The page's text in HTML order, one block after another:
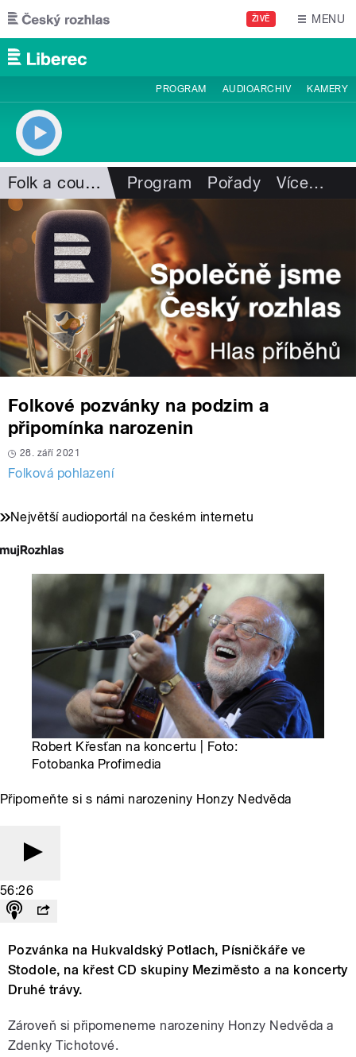
Přejít k hlavnímu obsahu
ŽIVĚ MENU
PROGRAM AUDIOARCHIV KAMERY
Folk a country Program Pořady Více…
Folkové pozvánky na podzim a
připomínka narozenin
28. září 2021
Folková pohlazení
Největší audioportál na českém internetu
Robert Křesťan na koncertu | Foto:
Fotobanka Profimedia
Připomeňte si s námi narozeniny Honzy Nedvěda
56:26
Pozvánka na Hukvaldský Potlach, Písničkáře ve
Stodole, na křest CD skupiny Meziměsto a na koncerty
Druhé trávy.
Zároveň si připomeneme narozeniny Honzy Nedvěda a
Zdenky Tichotové.